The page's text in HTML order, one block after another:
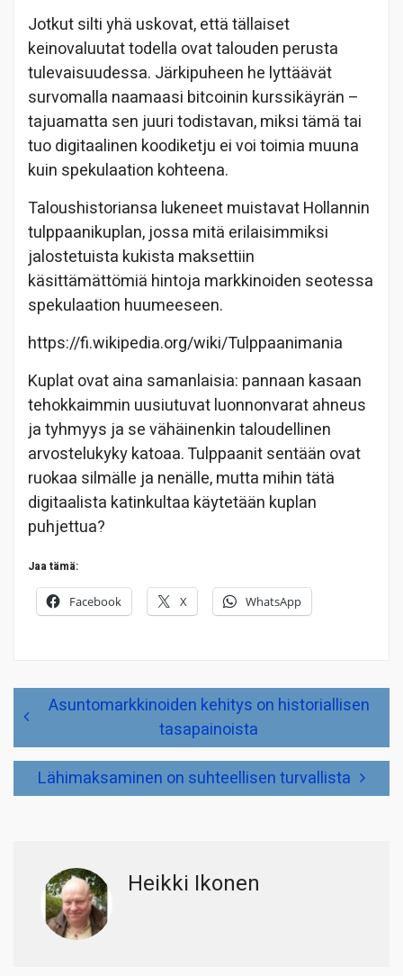
Jotkut silti yhä uskovat, että tällaiset
keinovaluutat todella ovat talouden perusta
tulevaisuudessa. Järkipuheen he lyttäävät
survomalla naamaasi bitcoinin kurssikäyrän –
tajuamatta sen juuri todistavan, miksi tämä tai
tuo digitaalinen koodiketju ei voi toimia muuna
kuin spekulaation kohteena.
Taloushistoriansa lukeneet muistavat Hollannin
tulppaanikuplan, jossa mitä erilaisimmiksi
jalostetuista kukista maksettiin
käsittämättömiä hintoja markkinoiden seotessa
spekulaation huumeeseen.
https://fi.wikipedia.org/wiki/Tulppaanimania
Kuplat ovat aina samanlaisia: pannaan kasaan
tehokkaimmin uusiutuvat luonnonvarat ahneus
ja tyhmyys ja se vähäinenkin taloudellinen
arvostelukyky katoaa. Tulppaanit sentään ovat
ruokaa silmälle ja nenälle, mutta mihin tätä
digitaalista katinkultaa käytetään kuplan
puhjettua?
Jaa tämä:
Facebook X WhatsApp
Artikkelien
selausAsuntomarkkinoiden kehitys on historiallisen
tasapainoista
Lähimaksaminen on suhteellisen turvallista
Heikki Ikonen